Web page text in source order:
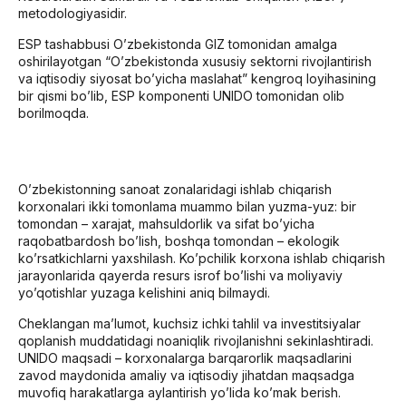
metodologiyasidir.
ESP tashabbusi O’zbekistonda GIZ tomonidan amalga
oshirilayotgan “O’zbekistonda xususiy sektorni rivojlantirish
va iqtisodiy siyosat bo’yicha maslahat” kengroq loyihasining
bir qismi bo’lib, ESP komponenti UNIDO tomonidan olib
borilmoqda.
O’zbekistonning sanoat zonalaridagi ishlab chiqarish
korxonalari ikki tomonlama muammo bilan yuzma-yuz: bir
tomondan – xarajat, mahsuldorlik va sifat bo’yicha
raqobatbardosh bo’lish, boshqa tomondan – ekologik
ko’rsatkichlarni yaxshilash. Ko’pchilik korxona ishlab chiqarish
jarayonlarida qayerda resurs isrof bo’lishi va moliyaviy
yo’qotishlar yuzaga kelishini aniq bilmaydi.
Cheklangan ma’lumot, kuchsiz ichki tahlil va investitsiyalar
qoplanish muddatidagi noaniqlik rivojlanishni sekinlashtiradi.
UNIDO maqsadi – korxonalarga barqarorlik maqsadlarini
zavod maydonida amaliy va iqtisodiy jihatdan maqsadga
muvofiq harakatlarga aylantirish yo’lida ko’mak berish.